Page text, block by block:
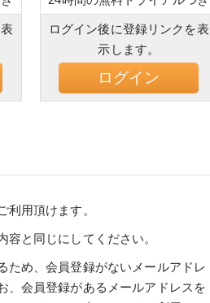
ログイン後に登録リンクを表
示します。
ログイン
用頂けます。
と同じにしてください。
ため、会員登録がないメールアドレ
、会員登録があるメールアドレスを